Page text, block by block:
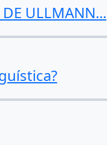
ULLMANN...